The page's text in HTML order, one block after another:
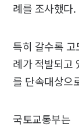
례를 조사했다.
특히 갈수록
례가 적발되고
를 단속대상으
국토교통부